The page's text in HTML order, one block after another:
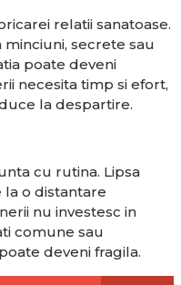
relatii sanatoase.
secrete sau
poate deveni
necesita timp si efort,
la despartire.
cu rutina. Lipsa
la o distantare
nu investesc in
comune sau
deveni fragila.